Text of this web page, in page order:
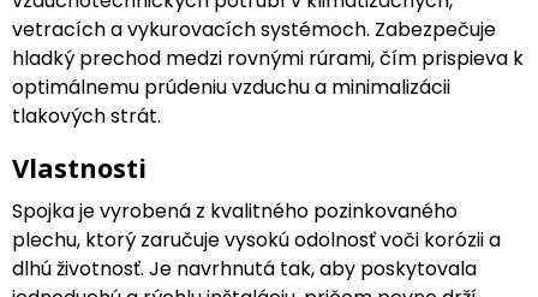
vetracích a vykurovacích systémoch. Zabezpečuje
hladký prechod medzi rovnými rúrami, čím prispieva k
optimálnemu prúdeniu vzduchu a minimalizácii
tlakových strát.
Vlastnosti
Spojka je vyrobená z kvalitného pozinkovaného
plechu, ktorý zaručuje vysokú odolnosť voči korózii a
dlhú životnosť. Je navrhnutá tak, aby poskytovala